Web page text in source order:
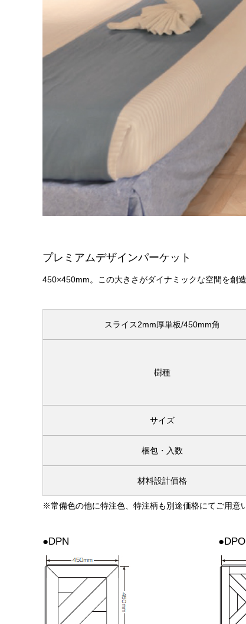
プレミアムデザインパーケット
450×450mm。この大きさがダイナミックな空間を創造
※常備色の他に特注色、特注柄も別途価格にてご用意
スライス2mm厚単板/450mm角
樹種
サイズ
梱包・入数
材料設計価格
●DPN ●DPO